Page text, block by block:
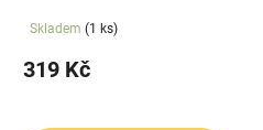
Skladem (1 ks)
319 Kč